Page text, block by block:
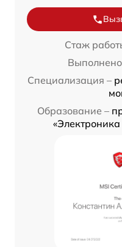
Стаж
Специализация –
Образование –